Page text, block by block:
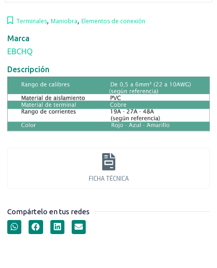
Terminales, Maniobra, Elementos de conexión
Marca
EBCHQ
Descripción
FICHA TÉCNICA
Compártelo en tus redes